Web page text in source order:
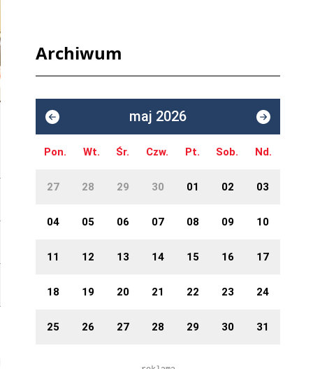
Archiwum
maj 2026
Pon. Wt. Śr. Czw. Pt. Sob. Nd.
27 28 29 30 01 02 03
04 05 06 07 08 09 10
11 12 13 14 15 16 17
18 19 20 21 22 23 24
25 26 27 28 29 30 31